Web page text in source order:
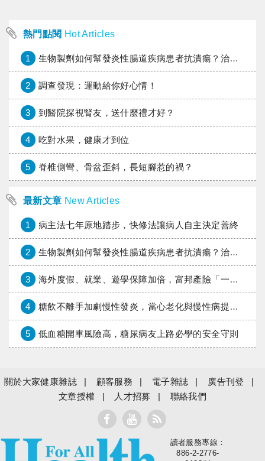
熱門點閱 Hot Articles
1 生物製劑如何幫發炎性腸道疾病患者抗潰瘍？治療進展與健保給付困境一次看
2 調查發現：運動給你好心情！
3 到醫院探視腎友，送什麼禮才好？
4 吃對水果，健康才到位
5 脊椎側彎、骨盆歪斜，長短腳惹的禍？
最新文章 New Articles
1 病主法七年原地踏步，快修法讓病人自主決定善終
2 生物製劑如何幫發炎性腸道疾病患者抗潰瘍？治療進展與健保給付困境一次看
3 海外度假、就業、遊學保障加倍，富邦產險「一期逐夢」專案加碼遠距醫療與緊急救援
4 糖飲不離手加劇慢性發炎，當心老化與慢性病提早報到
5 低血糖開車風險高，糖尿病友上路必學的安全守則
關於大家健康雜誌 顧客服務 電子雜誌
廣告刊登
文章授權
人才招募 聯絡我們
大家健康
讀者服務專線：
886-2-2776-